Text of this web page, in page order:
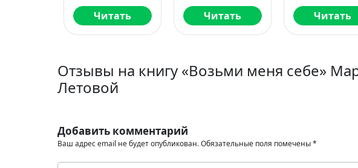
Читать Читать Читать
Отзывы на книгу «Возьми меня себе»
Летовой
Добавить комментарий
Ваш адрес email не будет опубликован.Обязательные поля помечены*